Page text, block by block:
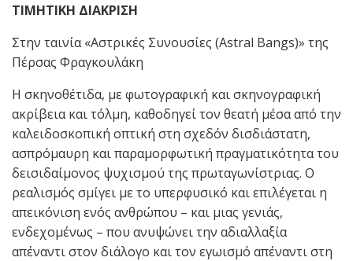
ΤΙΜΗΤΙΚΗ ΔΙΑΚΡΙΣΗ
Στην ταινία «Αστρικές Συνουσίες (Astral Bangs)» της
Πέρσας Φραγκουλάκη
Η σκηνοθέτιδα, με φωτογραφική και σκηνογραφική
ακρίβεια και τόλμη, καθοδηγεί τον θεατή μέσα από την
καλειδοσκοπική οπτική στη σχεδόν δισδιάστατη,
ασπρόμαυρη και παραμορφωτική πραγματικότητα του
δεισιδαίμονος ψυχισμού της πρωταγωνίστριας. Ο
ρεαλισμός σμίγει με το υπερφυσικό και επιλέγεται η
απεικόνιση ενός ανθρώπου – και μιας γενιάς,
ενδεχομένως – που ανυψώνει την αδιαλλαξία
απέναντι στον διάλογο και τον εγωισμό απέναντι στη